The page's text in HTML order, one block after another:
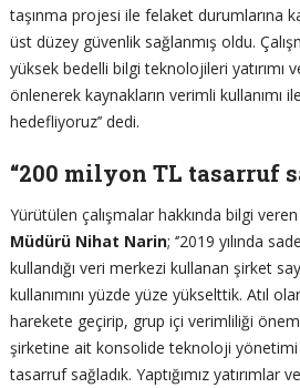
taşınma projesi ile felaket durumlarına
üst düzey güvenlik sağlanmış oldu.
yüksek bedelli bilgi teknolojileri yatırımı
önlenerek kaynakların verimli kullanımı
hedefliyoruz’’ dedi.
“200 milyon TL tasarruf
Yürütülen çalışmalar hakkında bilgi veren
Müdürü Nihat Narin; ‘’2019 yılında
kullandığı veri merkezi kullanan şirket
kullanımını yüzde yüze yükselttik. Atıl
harekete geçirip, grup içi verimliliği
şirketine ait konsolide teknoloji yönetimi
tasarruf sağladık. Yaptığımız yatırımlar